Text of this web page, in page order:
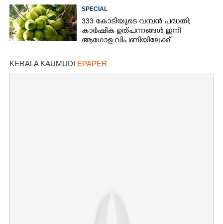
SPECIAL
333 കോടിയുടെ വമ്പന്‍ പദ്ധതി;
കാര്‍ഷിക ഉത്പന്നങ്ങള്‍ ഇനി
ആഗോള വിപണിയിലേക്ക്
KERALA KAUMUDI EPAPER